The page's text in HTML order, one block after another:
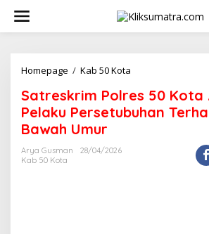
w
Homepage / Kab 50 Kota
t
r
e
Satreskrim Polres 50 Kota
Pelaku Persetubuhan
Bawah Umur
Arya Gusman
28/04/2026
Kab 50 Kota